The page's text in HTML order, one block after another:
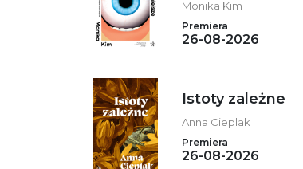
Monika Kim
Premiera
26-08-2026
Istoty zależne
Anna Cieplak
Premiera
26-08-2026